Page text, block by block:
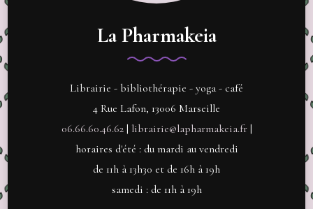
La Pharmakeia
Librairie - bibliothérapie - yoga - café
4 Rue Lafon, 13006 Marseille
06.66.60.46.62| librairie@lapharmakeia.fr|
horaires d'été : du mardi au vendredi
de 11h à 13h30 et de 16h à 19h
samedi : de 11h à 19h